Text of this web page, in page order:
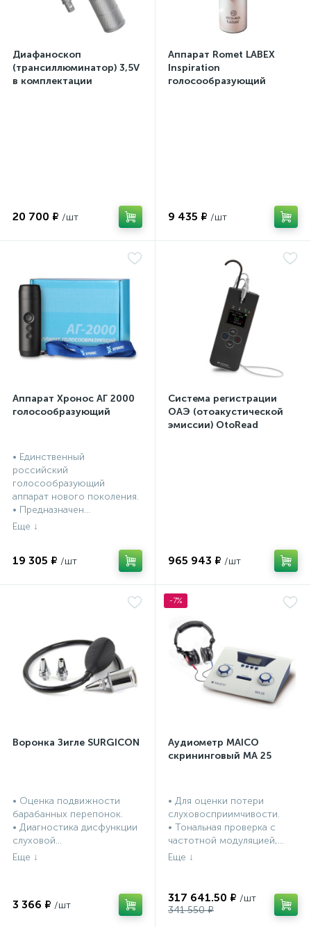
Диафаноскоп
(трансиллюминатор) 3,5V
в комплектации
20 700 ₽
Аппарат Romet LABEX
Inspiration
голосообразующий
9 435 ₽
Аппарат Хронос АГ 2000
голосообразующий
• Единственный
российский
голосообразующий
аппарат нового поколения.
• Предназначен...
19 305 ₽
Система регистрации
ОАЭ (отоакустической
эмиссии) OtoRead
965 943 ₽
Воронка Зигле SURGICON
• Оценка подвижности
барабанных перепонок.
• Диагностика дисфункции
слуховой...
3 366 ₽
-7%
Аудиометр MAICO
скрининговый МА 25
• Для оценки потери
слуховосприимчивости.
• Тональная проверка с
частотной модуляцией,...
317 641.50 ₽
341 550 ₽